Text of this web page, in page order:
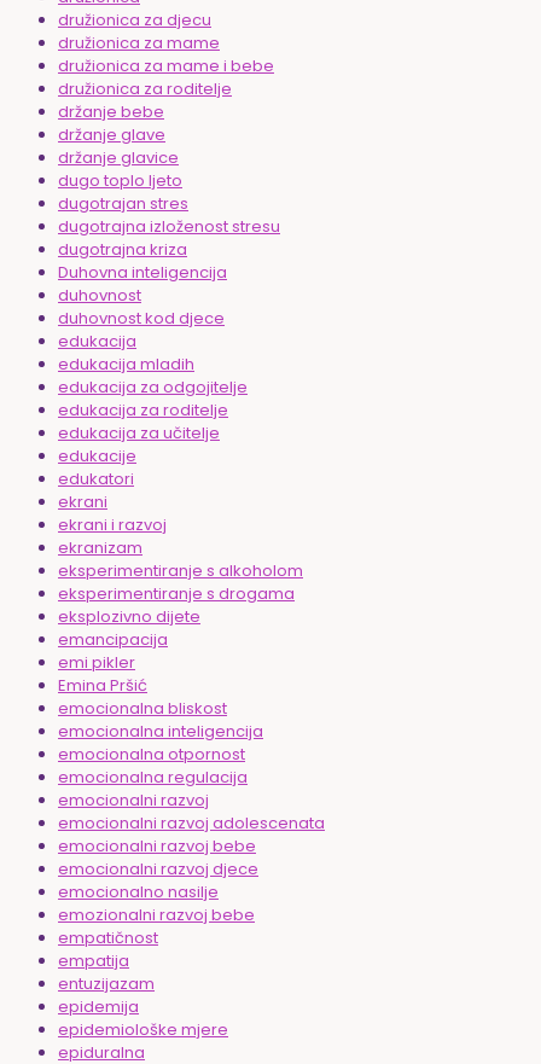
družionica za djecu
družionica za mame
družionica za mame i bebe
družionica za roditelje
držanje bebe
držanje glave
držanje glavice
dugo toplo ljeto
dugotrajan stres
dugotrajna izloženost stresu
dugotrajna kriza
Duhovna inteligencija
duhovnost
duhovnost kod djece
edukacija
edukacija mladih
edukacija za odgojitelje
edukacija za roditelje
edukacija za učitelje
edukacije
edukatori
ekrani
ekrani i razvoj
ekranizam
eksperimentiranje s alkoholom
eksperimentiranje s drogama
eksplozivno dijete
emancipacija
emi pikler
Emina Pršić
emocionalna bliskost
emocionalna inteligencija
emocionalna otpornost
emocionalna regulacija
emocionalni razvoj
emocionalni razvoj adolescenata
emocionalni razvoj bebe
emocionalni razvoj djece
emocionalno nasilje
emozionalni razvoj bebe
empatičnost
empatija
entuzijazam
epidemija
epidemiološke mjere
epiduralna